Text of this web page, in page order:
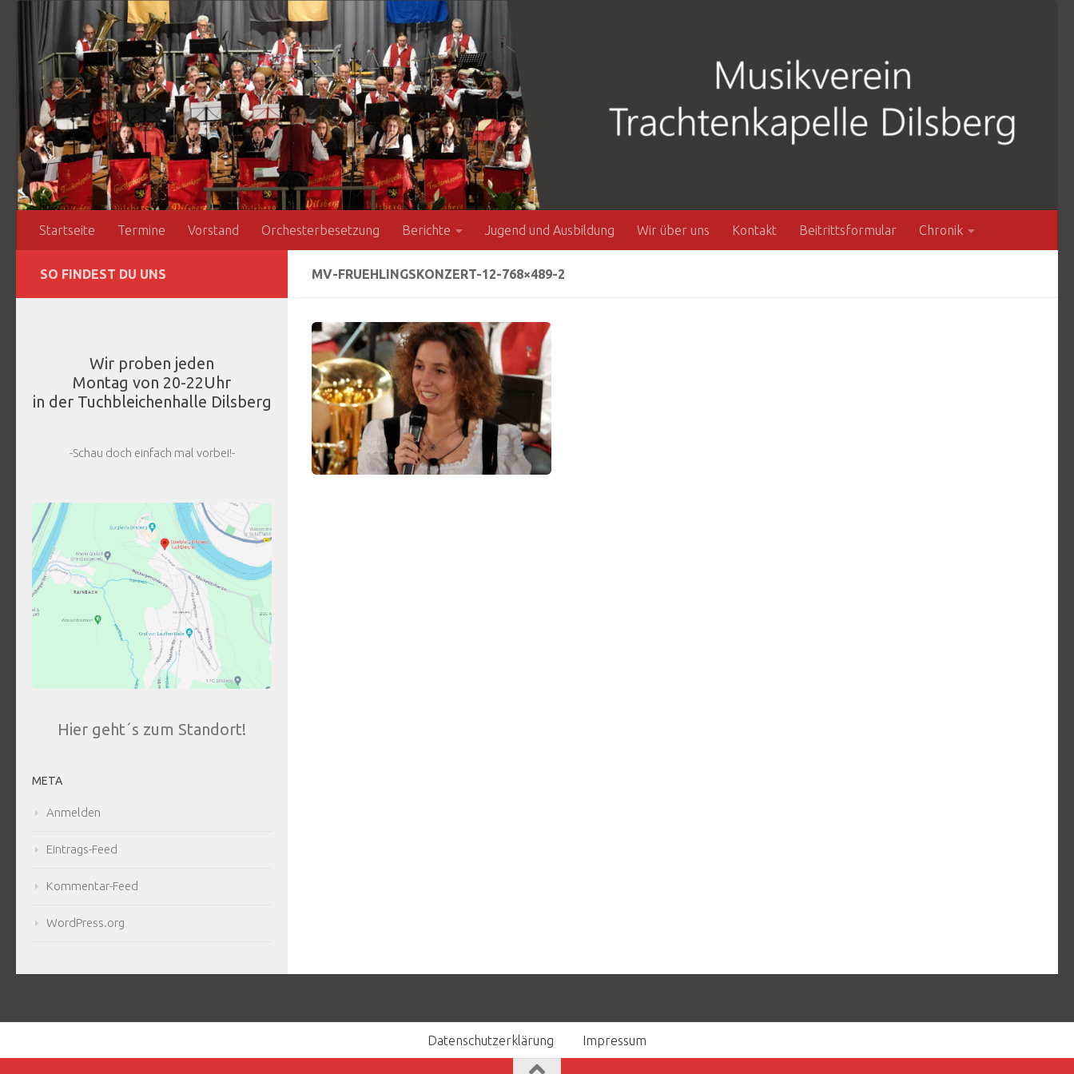
Zum Inhalt springen
Startseite Termine Vorstand Orchesterbesetzung Berichte Jugend und Ausbildung Wir über uns Kontakt Beitrittsformular Chronik
MV-FRUEHLINGSKONZERT-12-768×489-2
SO FINDEST DU UNS
Wir proben jeden
Montag von 20-22Uhr
in der Tuchbleichenhalle Dilsberg
-Schau doch einfach mal vorbei!-
Hier geht´s zum Standort!
META
Anmelden
Eintrags-Feed
Kommentar-Feed
WordPress.org
Datenschutzerklärung Impressum